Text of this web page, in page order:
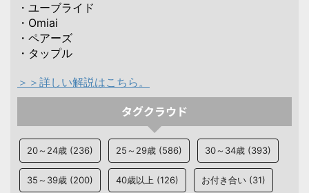
・ユーブライド
・Omiai
・ペアーズ
・タップル
＞＞詳しい解説はこちら。
タグクラウド
20～24歳 (236) 25～29歳 (586) 30～34歳 (393)
35～39歳 (200) 40歳以上 (126) お付き合い (31)